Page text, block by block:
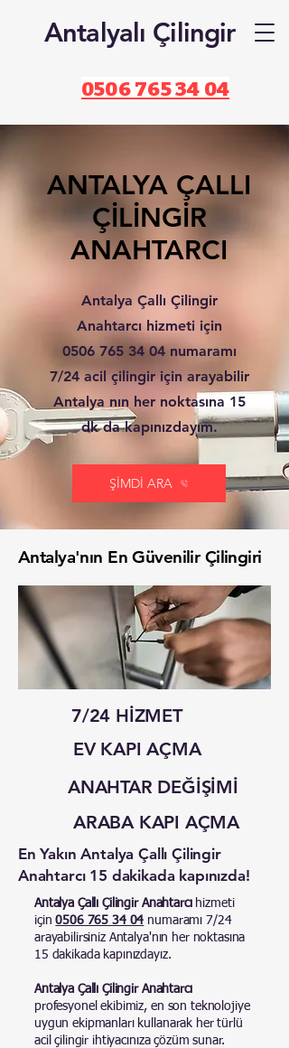
Antalyalı Çilingir
0506 765 34 04
ANTALYA ÇALLI
ÇİLİNGİR
ANAHTARCI
Antalya Çallı Çilingir
Anahtarcı hizmeti için
0506 765 34 04numaramı
7/24 acil çilingir için arayabilir
Antalya nın her noktasına 15
dk da kapınızdayım.
ŞİMDİ ARA
Antalya'nın En Güvenilir Çilingiri
7/24 HİZMET
EV KAPI AÇMA
ANAHTAR DEĞİŞİMİ
ARABA KAPI AÇMA
En Yakın Antalya Çallı Çilingir
Anahtarcı 15 dakikada kapınızda!
Antalya Çallı Çilingir Anahtarcıhizmeti
için0506 765 34 04 numaramı 7/24
arayabilirsinizAntalya'nın her noktasına
15 dakikada kapınızdayız.
Antalya Çallı Çilingir Anahtarcı
profesyonel ekibimiz, en son teknolojiye
uygun ekipmanları kullanarak her türlü
acil çilingir ihtiyacınıza çözüm sunar.